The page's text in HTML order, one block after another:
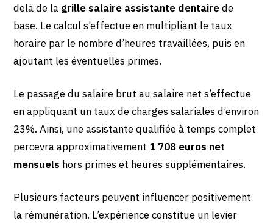
delà de la grille salaire assistante dentairede
base. Le calcul s’effectue en multipliant le taux
horaire par le nombre d’heures travaillées, puis en
ajoutant les éventuelles primes.
Le passage du salaire brut au salaire net s’effectue
en appliquant un taux de charges salariales d’environ
23%. Ainsi, une assistante qualifiée à temps complet
percevra approximativement 1 708 euros net
mensuels hors primes et heures supplémentaires.
Plusieurs facteurs peuvent influencer positivement
la rémunération. L’expérience constitue un levier